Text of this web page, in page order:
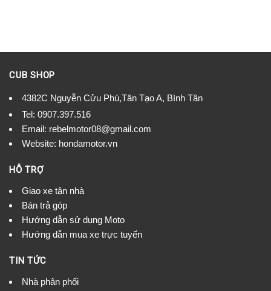
CUB SHOP
4382C Nguyễn Cửu Phú,Tân Tạo A, Bình Tân
Tel: 0907.397.516
Email: rebelmotor08@gmail.com
Website: hondamotor.vn
HỖ TRỢ
Giao xe tận nhà
Bán trả góp
Hướng dẫn sử dụng Moto
Hướng dẫn mua xe trực tuyến
TIN TỨC
Nhà phân phối